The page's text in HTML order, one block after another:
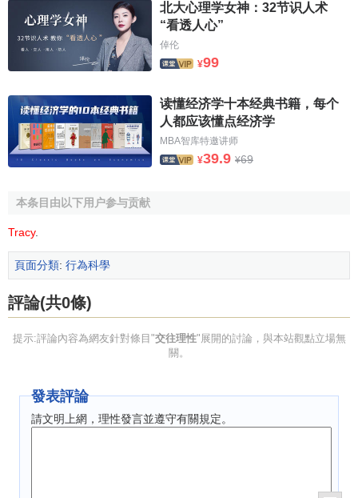
昭然若揭了。工具性的合理化背後所蘊含的理性主要是一種
工具理性 ”或韋伯行動論架構所稱之“目的理性”（ 以精確的計
算、目標取向） ,是以達到某一既定目的的有效性，來衡量社
會文化設計的合理性，而對此特定之目的本身卻不作任何的
價值判斷，視之為既定的事實（ 所謂的價值中立） .然而此種
工具理性所欲服務的目的---“主宰世界”在未加反省的控制與操
縱下，工具理性過度膨脹，工業社會中的政治、經濟及技術
等等作為，遂與計算性、安全性、效率性等科學萬能的
合理地決定目標與價值（ 駕馭工具理性） 的理性相對萎縮，
制人類歷史形成的可能！
哈貝馬斯針對高度工業化的社會（ 或高度發展的科技文
界殖民化”主張，對目的理性作出系統性的批判，他企圖從人
礎，作為邁向理性社會的指引。在高度工業化、工具理性高
性才不會墮落為一種毀滅性的非理性力量。
哈貝馬斯特別關註交往行為，工具性合理化的高度發展
北大心理学女神：32节识人术
“看透人心”
倬伦
¥99
读懂经济学十本经典书籍，每个
人都应该懂点经济学
MBA智库特邀讲师
¥39.9 ¥69
本条目由以下用户参与贡献
Tracy.
頁面分類: 行為科學
評論(共0條)
提示:評論內容為網友針對條目"交往理性"展開的討論，與本站觀點立場無
關。
發表評論
請文明上網，理性發言並遵守有關規定。